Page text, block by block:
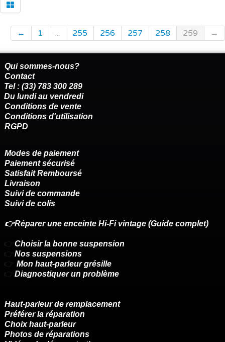
← 1 ... 255 256 257 258 259 →
Qui sommes-nous?
Contact
Tel : (33) 783 300 289
Du lundi au vendredi
Conditions de vente
Conditions d'utilisation
RGPD
Modes de paiement
Paiement sécurisé
Satisfait Remboursé
Livraison
Suivi de commande
Suivi de colis
👉Réparer une enceinte Hi-Fi vintage (Guide complet)
👉 Choisir la bonne suspension
👉 Nos suspensions
👉 Mon haut-parleur grésille
👉 Diagnostiquer un problème
Haut-parleur de remplacement
Préférer la réparation
Choix haut-parleur
Photos de réparations